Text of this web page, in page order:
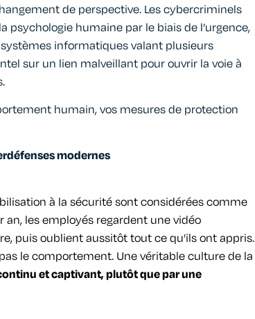
de perspective. Les cybercriminels
psychologie humaine par le biais de l’urgence,
informatiques valant plusieurs
sur un lien malveillant pour ouvrir la voie à
humain, vos mesures de protection
modernes
à la sécurité sont considérées comme
an, les employés regardent une vidéo
puis oublient aussitôt tout ce qu’ils ont appris.
le comportement. Une véritable culture de la
et captivant, plutôt que par une